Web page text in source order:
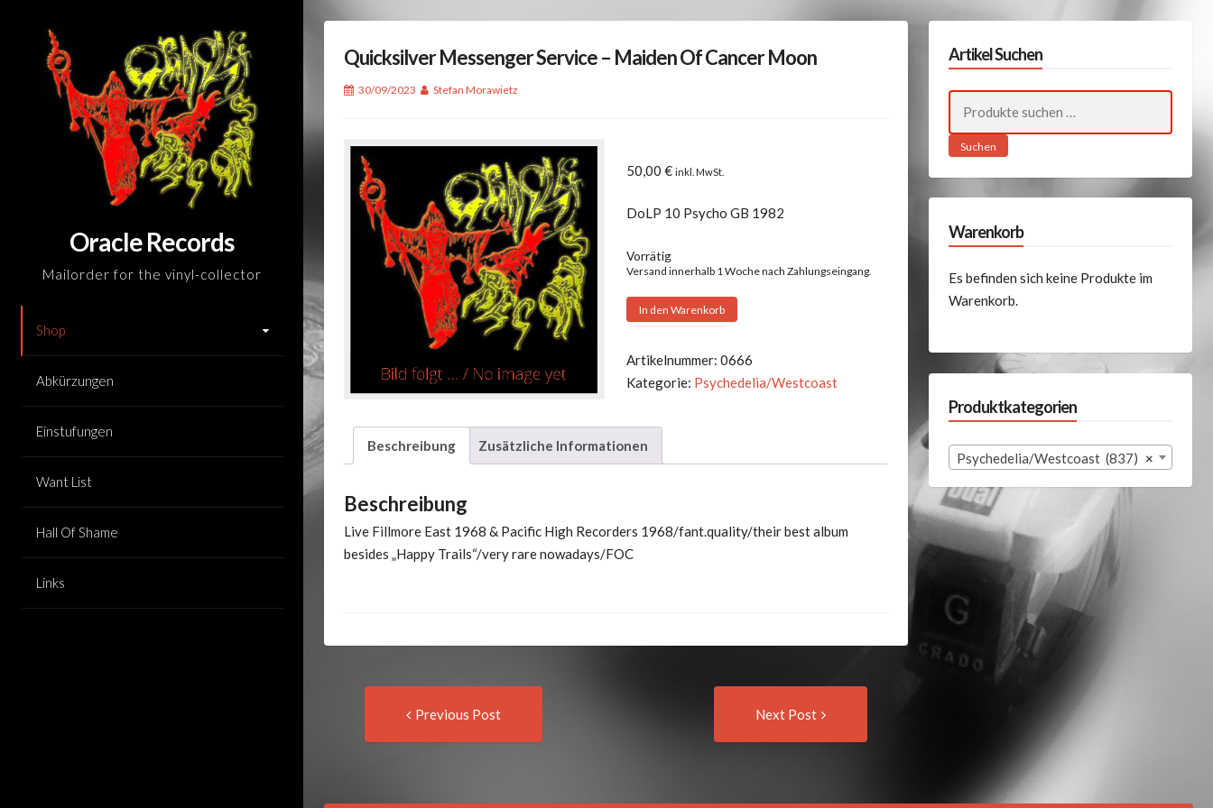
content
Oracle Records
Mailorder for the vinyl-collector
Shop
Abkürzungen
Einstufungen
Want List
Hall Of Shame
Links
Quicksilver Messenger Service – Maiden Of Cancer Moon
30/09/2023 Stefan Morawietz
50,00€ inkl. MwSt.
DoLP 10 Psycho GB 1982
Vorrätig
Versand innerhalb 1 Woche nach Zahlungseingang.
Quicksilver
Service
-
Cancer
Moon
In den Warenkorb
Artikelnummer:0666
Kategorie: Psychedelia/Westcoast
Beschreibung Zusätzliche Informationen
Beschreibung
Live Fillmore East 1968 & Pacific High Recorders 1968/fant.quality/their best album
besides „Happy Trails“/very rare nowadays/FOC
Post
navigation
Previous Post Next Post
Artikel Suchen
nach:
Suchen
Warenkorb
Es befinden sich keine Produkte im
Warenkorb.
Produktkategorien
×
Psychedelia/Westcoast (837)